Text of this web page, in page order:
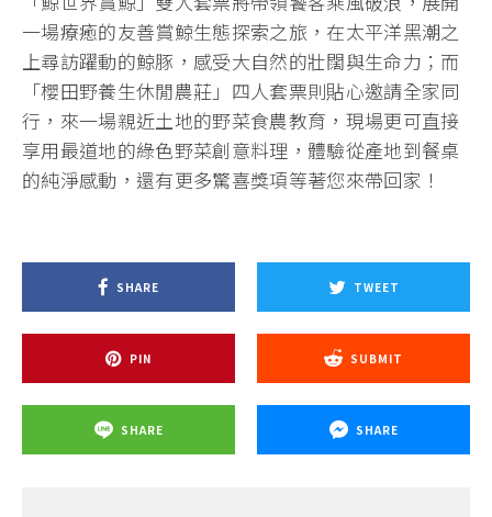
一場療癒的友善賞鯨生態探索之旅，在太平洋黑潮之
上尋訪躍動的鯨豚，感受大自然的壯闊與生命力；而
「櫻田野養生休閒農莊」四人套票則貼心邀請全家同
行，來一場親近土地的野菜食農教育，現場更可直接
享用最道地的綠色野菜創意料理，體驗從產地到餐桌
的純淨感動，還有更多驚喜獎項等著您來帶回家！
SHARE TWEET
PIN SUBMIT
SHARE SHARE